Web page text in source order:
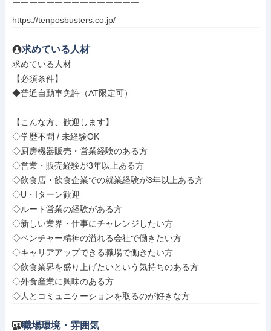
￣￣￣￣￣￣￣￣￣￣￣￣￣￣￣
https://tenposbusters.co.jp/
求めている人材
求めている人材
【必須条件】
◆普通自動車免許（AT限定可）
【こんな方、歓迎します】
◇学歴不問 / 未経験OK
◇厨房機器販売・営業経験のある方
◇営業・販売経験が3年以上ある方
◇飲食店・飲食企業での就業経験が3年以上ある方
◇U・Iターン歓迎
◇ルート営業の経験がある方
◇新しい業界・仕事にチャレンジしたい方
◇ベンチャー精神の溢れる会社で働きたい方
◇キャリアアップできる職場で働きたい方
◇飲食業界を盛り上げたいという気持ちのある方
◇外食産業に興味のある方
◇人とコミュニケーションを取るのが好きな方
職場環境・雰囲気